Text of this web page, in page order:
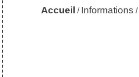
Accueil / Informations /